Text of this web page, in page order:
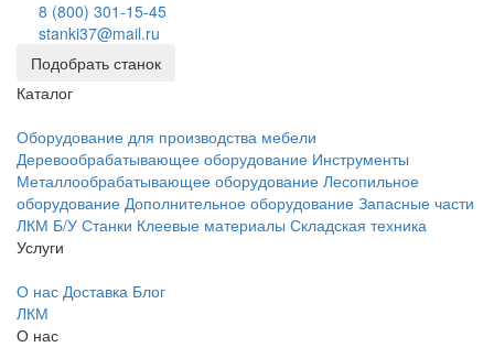
8 (800) 301-15-45
stanki37@mail.ru
Подобрать станок
Каталог
Оборудование для производства мебели
Деревообрабатывающее оборудование Инструменты
Металлообрабатывающее оборудование Лесопильное
оборудование Дополнительное оборудование Запасные части
ЛКМ Б/У Станки Клеевые материалы Складская техника
Услуги
О нас Доставка Блог
ЛКМ
О нас